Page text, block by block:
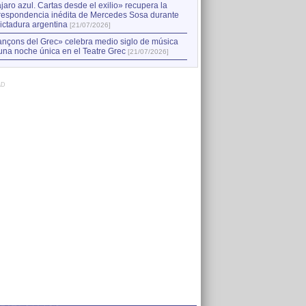
azul. Cartas desde el exilio» recupera la
inédita de Mercedes Sosa durante
argentina [21/07/2026]
del Grec» celebra medio siglo de música
noche única en el Teatre Grec [21/07/2026]